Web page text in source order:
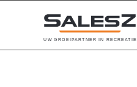
U W G RO E PA RT N E R N R EC R EAT E